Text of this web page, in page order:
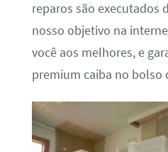
reparos são executados
nosso objetivo na
você aos melhores, e
premium caiba no bolso